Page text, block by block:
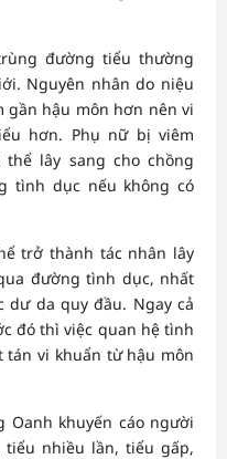
đường tiểu thường
Nguyên nhân do niệu
gần hậu môn hơn nên vi
hơn. Phụ nữ bị viêm
lây sang cho chồng
tình dục nếu không có
trở thành tác nhân lây
đường tình dục, nhất
da quy đầu. Ngay cả
đó thì việc quan hệ tình
vi khuẩn từ hậu môn
Oanh khuyến cáo người
nhiều lần, tiểu gấp,